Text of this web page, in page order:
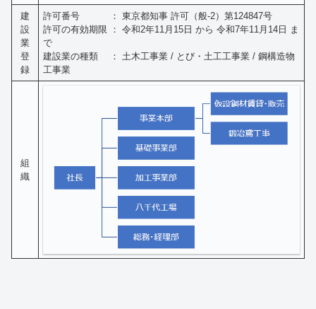
建
設
業
登
録
許可番号 ： 東京都知事 許可（般-2）第124847号
許可の有効期限 ： 令和2年11月15日 から 令和7年11月14日 ま
で
建設業の種類 ： 土木工事業 / とび・土工工事業 / 鋼構造物
工事業
組
織